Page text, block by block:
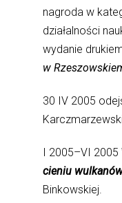
nagroda w
działalności
wydanie
w
30 IV 2005
I 2005–VI
cieniu
Binkowskiej.